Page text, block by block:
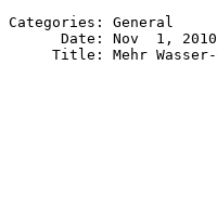
Categories: General
      Date: Nov  1, 2010